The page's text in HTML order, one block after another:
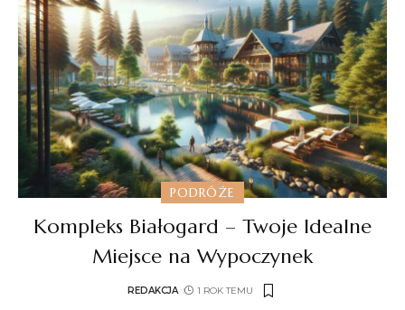
PODRÓŻE
Kompleks Białogard – Twoje Idealne
Miejsce na Wypoczynek
REDAKCJA 1 ROK TEMU